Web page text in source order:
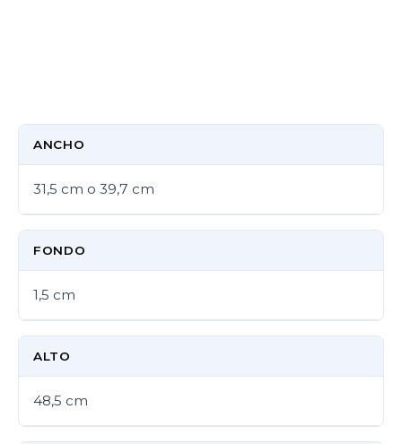
ANCHO
31,5 cm o 39,7 cm
FONDO
1,5 cm
ALTO
48,5 cm